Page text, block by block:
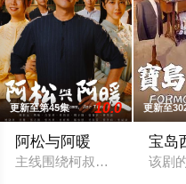
更新至第45集 10.0
阿松与阿暖
主线围绕柯叔元与韩瑜饰演
更新至
宝岛
该剧